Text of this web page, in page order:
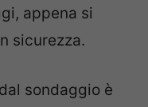
appena si
sicurezza.
sondaggio è